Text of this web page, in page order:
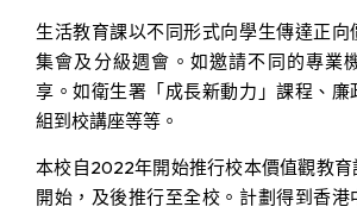
生活教育課以不同形式向學生傳達正
集會及分級週會。如邀請不同的專業
享。如衛生署「成長新動力」課程、廉
組到校講座等等。
本校自2022年開始推行校本價值觀教
開始，及後推行至全校。計劃得到香